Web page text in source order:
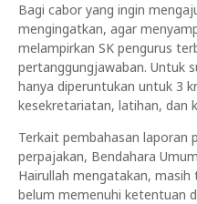
Bagi cabor yang ingin
mengingatkan, agar
melampirkan SK pengurus
pertanggungjawaban. Untuk
hanya diperuntukan untuk 3
kesekretariatan, latihan, dan
Terkait pembahasan laporan
perpajakan, Bendahara
Hairullah mengatakan,
belum memenuhi ketentuan